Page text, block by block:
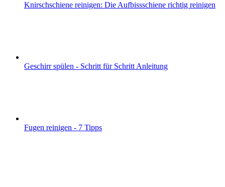
Knirschschiene reinigen: Die Aufbissschiene richtig reinigen
Geschirr spülen - Schritt für Schritt Anleitung
Fugen reinigen - 7 Tipps